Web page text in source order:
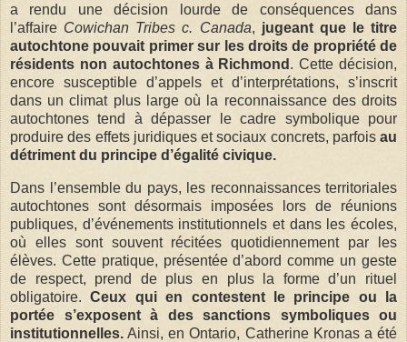
a rendu une décision lourde de conséquences dans
l’affaire Cowichan Tribes c. Canada, jugeant que le titre
autochtone pouvait primer sur les droits de propriété de
résidents non autochtones à Richmond . Cette décision,
encore susceptible d’appels et d’interprétations, s’inscrit
dans un climat plus large où la reconnaissance des droits
autochtones tend à dépasser le cadre symbolique pour
produire des effets juridiques et sociaux concrets, parfois au
détriment du principe d’égalité civique.
Dans l’ensemble du pays, les reconnaissances territoriales
autochtones sont désormais imposées lors de réunions
publiques, d’événements institutionnels et dans les écoles,
où elles sont souvent récitées quotidiennement par les
élèves. Cette pratique, présentée d’abord comme un geste
de respect, prend de plus en plus la forme d’un rituel
obligatoire.Ceux qui en contestent le principe ou la
portée s’exposent à des sanctions symboliques ou
institutionnelles. Ainsi, en Ontario, Catherine Kronas a été